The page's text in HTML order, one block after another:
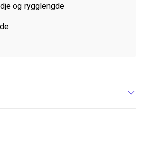
og rygglengde